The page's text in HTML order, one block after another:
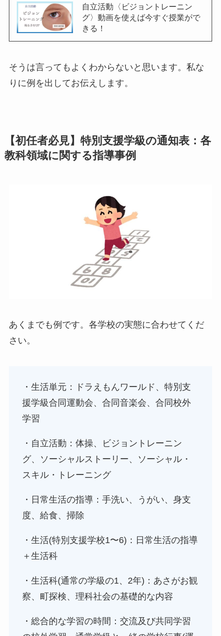
自立活動〈ビジョントレーニン
グ〉動画を使えば今すぐ授業がで
きる！
そうは言ってもよくわからないと思います。私な
りに例を出してお伝えします。
【初任者必見】特別支援学級の通知表：各
教科領域に関する指導事例
あくまでも例です。各学校の実態に合わせてくだ
さい。
・生活単元：ドラえもんワールド、特別支
援学級合同運動会、合同音楽会、合同校外
学習
・自立活動：体操、ビジョントレーニン
グ、ソーシャルストーリー、ソーシャル・
スキル・トレーニング
・日常生活の指導：手洗い、うがい、身支
度、給食、掃除
・生活(特別支援学校1〜6)：日常生活の指導
＋生活科
・生活科(通常の学級の1、2年)：あさがお観
察、町探検、理科社会の基礎的な内容
・総合的な学習の時間：交流及び共同学習